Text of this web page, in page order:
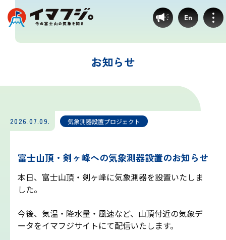
En
登山ルート別気象
富士宮ルート
御殿場ルート
吉田ルート
お知らせ
2026.07.09. 気象測器設置プロジェクト
富士山頂・剣ヶ峰への気象測器設置のお知らせ
本日、富士山頂・剣ヶ峰に気象測器を設置いたしま
した。
今後、気温・降水量・風速など、山頂付近の気象デ
ータをイマフジサイトにて配信いたします。